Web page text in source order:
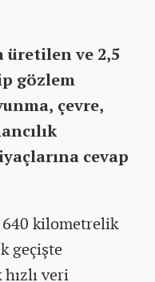
üretilen ve 2,5
gözlem
çevre,
cevap
640 kilometrelik
geçişte
veri